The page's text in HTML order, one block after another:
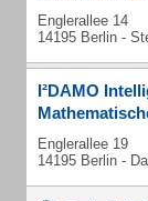
Englerallee 14
14195 Berlin -
I²DAMO
Englerallee 19
14195 Berlin -